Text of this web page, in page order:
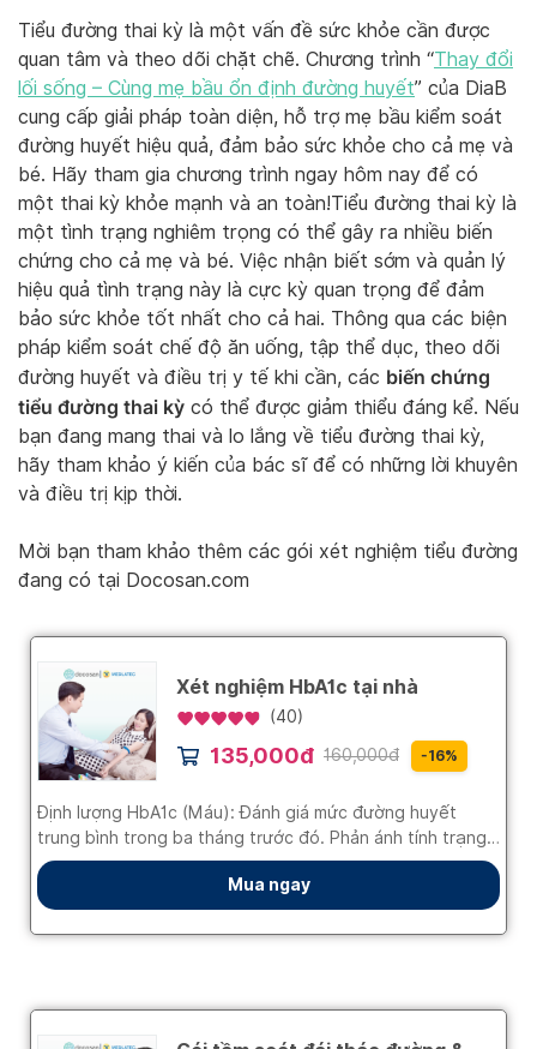
Tiểu đường thai kỳ là một vấn đề sức khỏe cần được
quan tâm và theo dõi chặt chẽ. Chương trình “Thay đổi
lối sống – Cùng mẹ bầu ổn định đường huyết” của DiaB
cung cấp giải pháp toàn diện, hỗ trợ mẹ bầu kiểm soát
đường huyết hiệu quả, đảm bảo sức khỏe cho cả mẹ và
bé. Hãy tham gia chương trình ngay hôm nay để có
một thai kỳ khỏe mạnh và an toàn!Tiểu đường thai kỳ là
một tình trạng nghiêm trọng có thể gây ra nhiều biến
chứng cho cả mẹ và bé. Việc nhận biết sớm và quản lý
hiệu quả tình trạng này là cực kỳ quan trọng để đảm
bảo sức khỏe tốt nhất cho cả hai. Thông qua các biện
pháp kiểm soát chế độ ăn uống, tập thể dục, theo dõi
đường huyết và điều trị y tế khi cần, các biến chứng
tiểu đường thai kỳ có thể được giảm thiểu đáng kể. Nếu
bạn đang mang thai và lo lắng về tiểu đường thai kỳ,
hãy tham khảo ý kiến của bác sĩ để có những lời khuyên
và điều trị kịp thời.
Mời bạn tham khảo thêm các gói xét nghiệm tiểu đường
đang có tại Docosan.com